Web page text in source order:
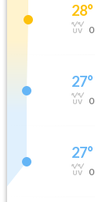
28°
0
27°
0
27°
0